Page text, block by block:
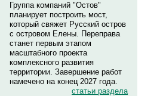
Группа компаний "Остов"
планирует построить мост,
который свяжет Русский остров
с островом Елены. Переправа
станет первым этапом
масштабного проекта
комплексного развития
территории. Завершение работ
намечено на конец 2027 года.
статьи раздела